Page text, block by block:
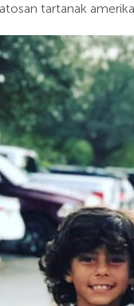
tartanak